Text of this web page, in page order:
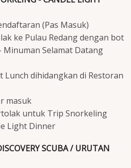
(Pas Masuk)
ke Pulau Redang dengan bot
Minuman Selamat Datang
Lunch dihidangkan di Restoran
masuk
untuk Trip Snorkeling
Light Dinner
SCUBA / URUTAN